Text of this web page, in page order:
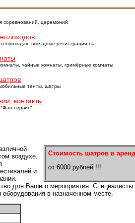
соревнований, церемоний
выездные регистрации на
чайные комнаты, гримёрные комнаты
тенты, шатры
контакты
сервис"
Стоимость шатров в
от 6000 рублей !!!
воздухе.
и
для Вашего мероприятия.
в назначенном месте.